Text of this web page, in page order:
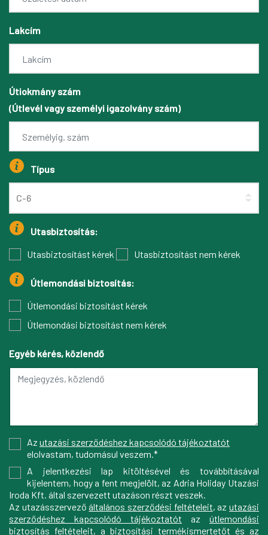
Lakcím
Útiokmány szám
(Útlevél vagy személyi igazolvány szám)
Típus
Utasbiztosítás:
Utasbiztosítást kérek
Utasbiztosítást nem kérek
Útlemondási biztosítás:
Útlemondási biztosítást kérek
Útlemondási biztosítást nem kérek
Egyéb kérés, közlendő
Az utazási szerződéshez kapcsolódó tájékoztatót
elolvastam, tudomásul veszem.*
A jelentkezési lap kitöltésével és továbbításával
kijelentem, hogy a fent megjelölt, az Adria Holiday Utazási
Iroda Kft. által szervezett utazáson részt veszek.
Az utazásszervezőáltalános szerződési feltételeit, azutazási
szerződéshez kapcsolódó tájékoztatót az útlemondási
biztosítás feltételeit, a biztosítási termékismertetőt és az